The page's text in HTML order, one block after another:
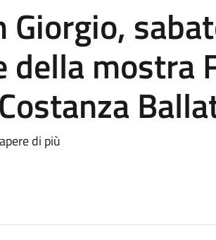
Giorgio,
della mostra
di più